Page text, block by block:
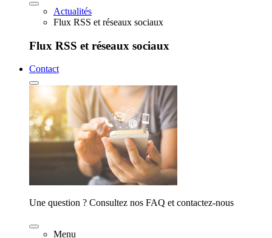
Actualités
Flux RSS et réseaux sociaux
Flux RSS et réseaux sociaux
Contact
Une question ? Consultez nos FAQ et contactez-nous
Menu